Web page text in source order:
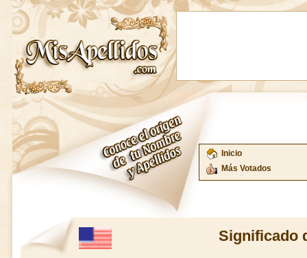
Inicio
Más Votados
Significado